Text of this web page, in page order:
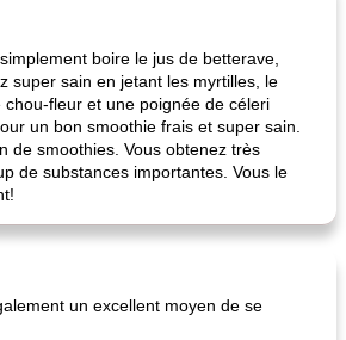
boire le jus de betterave,
super sain en jetant les myrtilles, le
chou-fleur et une poignée de céleri
un bon smoothie frais et super sain.
de smoothies. Vous obtenez très
de substances importantes. Vous le
un excellent moyen de se